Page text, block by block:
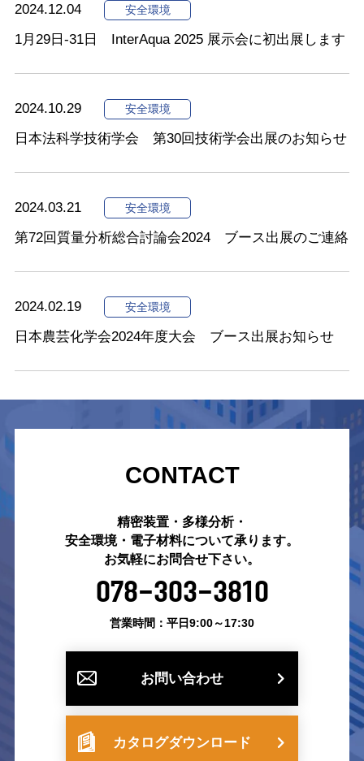
2024.12.04 安全環境
1月29日-31日 InterAqua 2025 展示会に初出展します
2024.10.29 安全環境
日本法科学技術学会 第30回技術学会出展のお知らせ
2024.03.21 安全環境
第72回質量分析総合討論会2024 ブース出展のご連絡
2024.02.19 安全環境
日本農芸化学会2024年度大会 ブース出展お知らせ
CONTACT
精密装置・多様分析・
安全環境・電子材料について承ります。
お気軽にお問合せ下さい。
078-303-3810
営業時間：平日9:00～17:30
お問い合わせ
カタログダウンロード